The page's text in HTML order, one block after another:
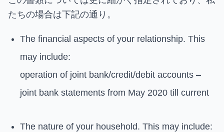
たちの場合は下記の通り。
The financial aspects of your relationship. This
may include:
operation of joint bank/credit/debit accounts –
joint bank statements from May 2020 till current
The nature of your household. This may include: